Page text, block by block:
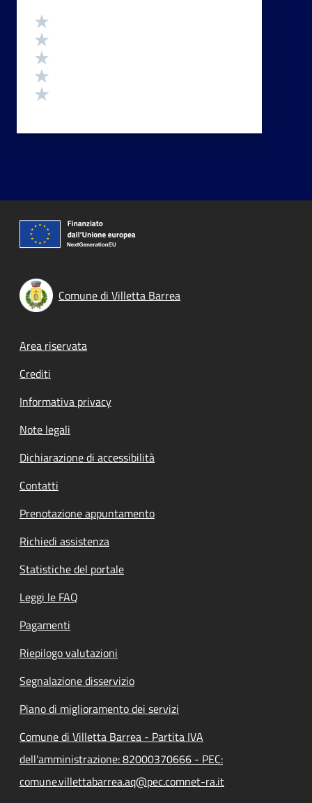
Valutazione
Comune di Villetta Barrea
Footer menu
Area riservata
Crediti
Informativa privacy
Note legali
Dichiarazione di accessibilità
Contatti
Prenotazione appuntamento
Richiedi assistenza
Statistiche del portale
Leggi le FAQ
Pagamenti
Riepilogo valutazioni
Segnalazione disservizio
Piano di miglioramento dei servizi
Comune di Villetta Barrea - Partita IVA
dell'amministrazione: 82000370666 - PEC:
comune.villettabarrea.aq@pec.comnet-ra.it